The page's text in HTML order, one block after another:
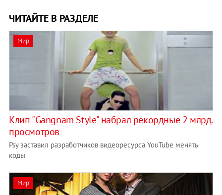
ЧИТАЙТЕ В РАЗДЕЛЕ
Мир
Клип "Gangnam Style" набрал рекордные 2 млрд.
просмотров
Psy заставил разработчиков видеоресурса YouTube менять
коды
Мир